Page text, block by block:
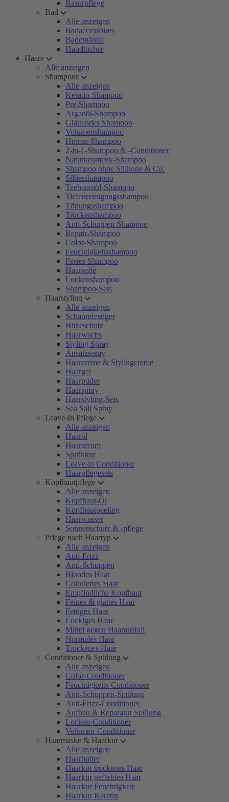
Rasurpflege
Bad
Alle anzeigen
Badaccessoires
Bademäntel
Handtücher
Haare
Alle anzeigen
Shampoos
Alle anzeigen
Keratin-Shampoo
Pre-Shampoo
Arganöl-Shampoo
Glättendes Shampoo
Volumenshampoo
Herren-Shampoo
2-in-1-Shampoo & -Conditioner
Naturkosmetik-Shampoo
Shampoo ohne Silikone & Co.
Silbershampoo
Teebaumöl-Shampoo
Tiefenreinigungsshampoo
Tönungsshampoo
Trockenshampoo
Anti-Schuppen-Shampoo
Repair-Shampoo
Color-Shampoo
Feuchtigkeitsshampoo
Festes Shampoo
Haarseife
Lockenshampoo
Shampoo-Sets
Haarstyling
Alle anzeigen
Schaumfestiger
Hitzeschutz
Haarwachs
Styling Spray
Ansatzspray
Haarcreme & Stylingcreme
Haargel
Haarpuder
Haarspray
Haarstyling-Sets
Sea Salt Spray
Leave-In Pflege
Alle anzeigen
Haaröl
Haarserum
Sprühkur
Leave-in Conditioner
Haarpflegesets
Kopfhautpflege
Alle anzeigen
Kopfhaut-Öl
Kopfhautpeeling
Haarwasser
Sonnenschutz & -pflege
Pflege nach Haartyp
Alle anzeigen
Anti-Frizz
Anti-Schuppen
Blondes Haar
Coloriertes Haar
Empfindliche Kopfhaut
Feines & glattes Haar
Fettiges Haar
Lockiges Haar
Mittel gegen Haarausfall
Normales Haar
Trockenes Haar
Conditioner & Spülung
Alle anzeigen
Color-Conditioner
Feuchtigkeits-Conditioner
Anti-Schuppen-Spülung
Anti-Frizz-Conditioner
Aufbau & Reparatur Spülung
Locken-Conditioner
Volumen-Conditioner
Haarmaske & Haarkur
Alle anzeigen
Haarbutter
Haarkur trockenes Haar
Haarkur gefärbtes Haar
Haarkur Feuchtigkeit
Haarkur Keratin